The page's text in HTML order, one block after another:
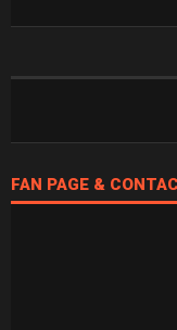
FAN PAGE &